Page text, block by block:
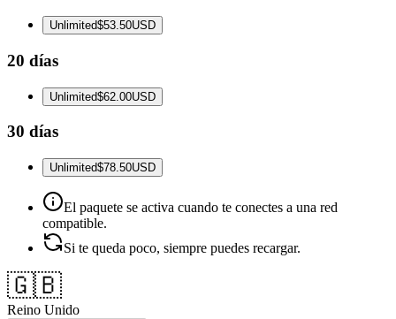
Unlimited$53.50USD
20 días
Unlimited$62.00USD
30 días
Unlimited$78.50USD
El paquete se activa cuando te conectes a una red
compatible.
Si te queda poco, siempre puedes recargar.
🇬🇧
Reino Unido